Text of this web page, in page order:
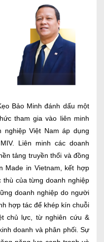
Bảo Minh đánh dấu một
tham gia vào liên minh
nghiệp Việt Nam áp dụng
Liên minh các doanh
tảng truyền thổi và đồng
Made in Vietnam, kết hợp
thù của từng doanh nghiệp
doanh nghiệp do người
hợp tác để khép kín chuỗi
chủ lực, từ nghiên cứu &
doanh và phân phối. Sự